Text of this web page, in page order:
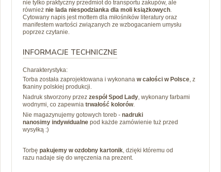
nie tylko praktyczny przedmiot do transportu zakupów, ale
również nie lada niespodzianka dla moli książkowych.
Cytowany napis jest mottem dla miłośników literatury oraz
manifestem wartości związanych ze wzbogacaniem umysłu
poprzez czytanie.
INFORMACJE TECHNICZNE
Charakterystyka:
Torba została zaprojektowana i wykonana w całości w Polsce, z
tkaniny polskiej produkcji.
Nadruk stworzony przez zespół Spod Lady, wykonany farbami
wodnymi, co zapewnia trwałość kolorów.
Nie magazynujemy gotowych toreb - nadruki
nanosimy indywidualne pod każde zamówienie tuż przed
wysyłką :)
Torbę pakujemy w ozdobny kartonik, dzięki któremu od
razu nadaje się do wręczenia na prezent.